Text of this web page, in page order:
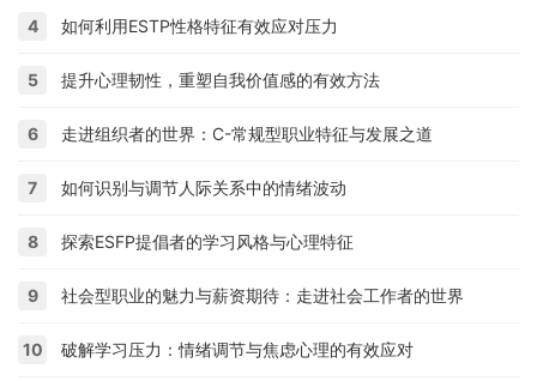
4 如何利用ESTP性格特征有效应对压力
5 提升心理韧性，重塑自我价值感的有效方法
6 走进组织者的世界：C-常规型职业特征与发展之道
7 如何识别与调节人际关系中的情绪波动
8 探索ESFP提倡者的学习风格与心理特征
9 社会型职业的魅力与薪资期待：走进社会工作者的世界
10 破解学习压力：情绪调节与焦虑心理的有效应对